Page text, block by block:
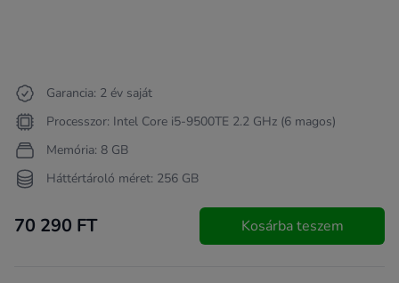
Garancia: 2 év saját
Processzor: Intel Core i5-9500TE 2.2 GHz (6 magos)
Memória: 8 GB
Háttértároló méret: 256 GB
70 290 FT Kosárba teszem